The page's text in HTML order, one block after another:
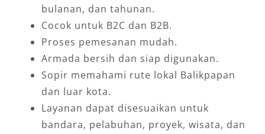
bulanan, dan tahunan.
Cocok untuk B2C dan B2B.
Proses pemesanan mudah.
Armada bersih dan siap digunakan.
Sopir memahami rute lokal Balikpapan
dan luar kota.
Layanan dapat disesuaikan untuk
bandara, pelabuhan, proyek, wisata, dan